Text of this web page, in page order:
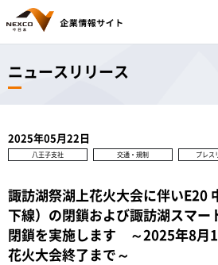
ニュースリリース
2025年05月22日
八王子支社 交通・規制 プレス
諏訪湖祭湖上花火大会に伴いE20
下線）の閉鎖および諏訪湖スマー
閉鎖を実施します ～2025年8月
花火大会終了まで～